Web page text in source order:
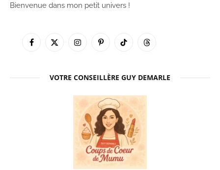
Bienvenue dans mon petit univers !
Facebook
X
InstagramPinterestTikTok Threads
VOTRE CONSEILLÈRE GUY DEMARLE